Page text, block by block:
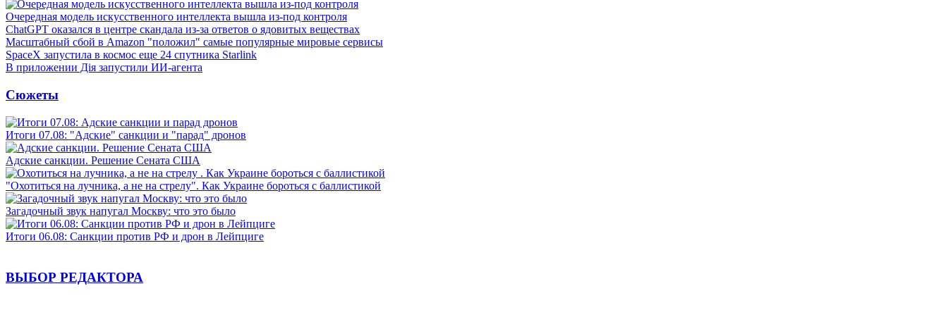
Очередная модель искусственного интеллекта вышла из-под контроля
ChatGPT оказался в центре скандала из-за ответов о ядовитых веществах
Масштабный сбой в Amazon "положил" самые популярные мировые сервисы
SpaceX запустила в космос еще 24 спутника Starlink
В приложении Дія запустили ИИ-агента
Сюжеты
Итоги 07.08: "Адские" санкции и "парад" дронов
Адские санкции. Решение Сената США
"Охотиться на лучника, а не на стрелу". Как Украине бороться с баллистикой
Загадочный звук напугал Москву: что это было
Итоги 06.08: Санкции против РФ и дрон в Лейпциге
ВЫБОР РЕДАКТОРА